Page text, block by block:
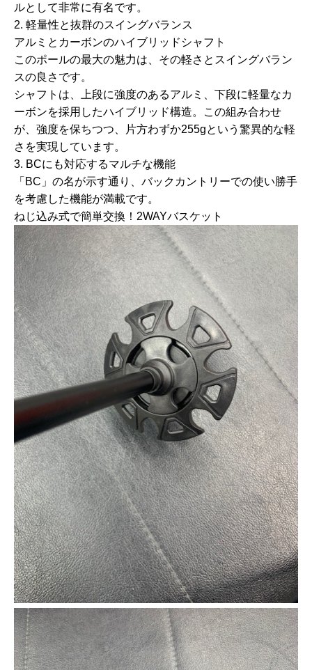
ルとして非常に有名です。
2. 軽量性と抜群のスイングバランス
アルミとカーボンのハイブリッドシャフト
このポールの最大の魅力は、その軽さ と スイングバラン
スの良さ です。
シャフトは、上段に強度のあるアルミ 、下段に軽量なカ
ーボンを採用したハイブリッド構造。この組み合わせ
が、強度を保ちつつ、
片方わずか255gという驚異的な軽
さを実現しています。
3. BCにも対応するマルチな機能
「BC」の名が示す通り、バックカントリーでの使い勝手
を考慮した機能が満載です。
ねじ込み式で簡単交換！2WAYバスケット